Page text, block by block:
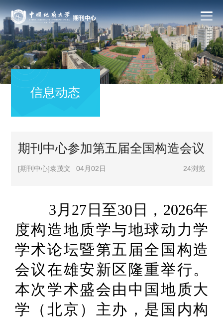
信息动态
期刊中心参加第五届全国构造会议
[期刊中心]袁茂文 04月02日 24浏览
3月27日至30日，2026年
度构造地质学与地球动力学
学术论坛暨第五届全国构造
会议在雄安新区隆重举行。
本次学术盛会由中国地质大
学（北京）主办，是国内构